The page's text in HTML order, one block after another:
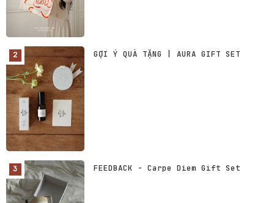
GỢI Ý QUÀ TẶNG | AURA GIFT SET
FEEDBACK - Carpe Diem Gift Set